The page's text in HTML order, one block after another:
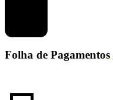
Folha de Pagamentos